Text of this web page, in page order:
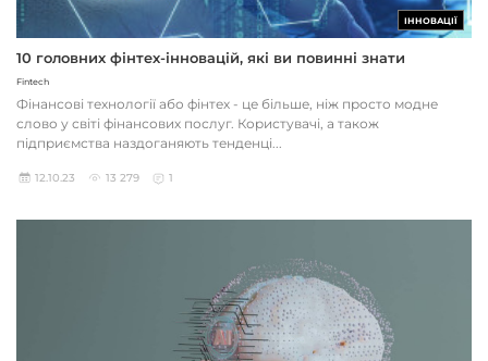
ІННОВАЦІЇ
10 головних фінтех-інновацій, які ви повинні знати
Fintech
Фінансові технології або фінтех - це більше, ніж просто модне
слово у світі фінансових послуг. Користувачі, а також
підприємства наздоганяють тенденці...
12.10.23 13 279 1